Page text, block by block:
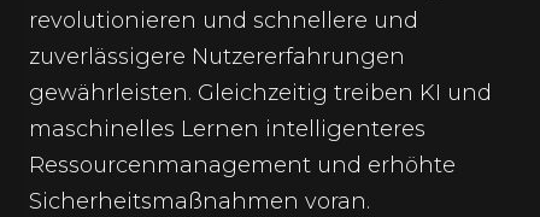
revolutionieren und schnellere und
zuverlässigere Nutzererfahrungen
gewährleisten. Gleichzeitig treiben KI und
maschinelles Lernen intelligenteres
Ressourcenmanagement und erhöhte
Sicherheitsmaßnahmen voran.